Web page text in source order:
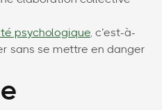
psychologique, c’est-à-
sans se mettre en danger